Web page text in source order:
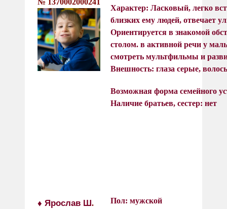
№ 1370002000241
Характер: Ласковый, легко
близких ему людей, отвечает
Ориентируется в знакомой
столом. в активной речи у
смотреть мультфильмы и
Внешность: глаза серые,
Возможная форма семейного
Наличие братьев, сестер: нет
♦ Ярослав Ш.
Пол: мужской